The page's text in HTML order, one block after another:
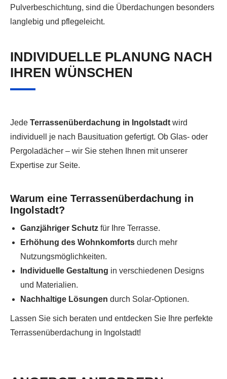
Pulverbeschichtung, sind die Überdachungen besonders
langlebig und pflegeleicht.
INDIVIDUELLE PLANUNG NACH
IHREN WÜNSCHEN
Jede Terrassenüberdachung in Ingolstadt wird
individuell je nach Bausituation gefertigt. Ob Glas- oder
Pergoladächer – wir Sie stehen Ihnen mit unserer
Expertise zur Seite.
Warum eine Terrassenüberdachung in
Ingolstadt?
Ganzjähriger Schutz für Ihre Terrasse.
Erhöhung des Wohnkomforts durch mehr
Nutzungsmöglichkeiten.
Individuelle Gestaltung in verschiedenen Designs
und Materialien.
Nachhaltige Lösungen durch Solar-Optionen.
Lassen Sie sich beraten und entdecken Sie Ihre perfekte
Terrassenüberdachung in Ingolstadt!